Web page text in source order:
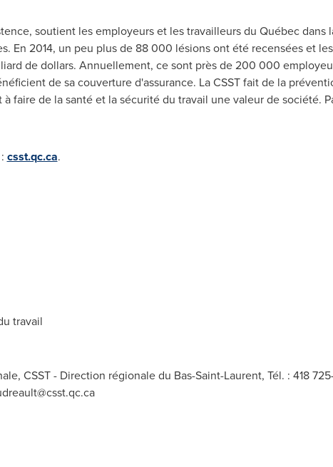
soutient les employeurs et les travailleurs du Québec dans
En 2014, un peu plus de 88 000 lésions ont été recensées et
de dollars. Annuellement, ce sont près de 200 000
de sa couverture d'assurance. La CSST fait de la
faire de la santé et la sécurité du travail une valeur de société.
csst.qc.ca.
travail
CSST - Direction régionale du Bas-Saint-Laurent, Tél. : 418